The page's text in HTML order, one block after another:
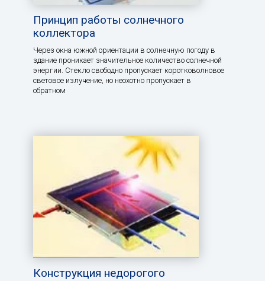
Принцип работы солнечного
коллектора
Через окна южной ориентации в солнечную погоду в
здание проникает значительное количество солнечной
энергии. Стекло свободно пропускает коротковолновое
световое излучение, но неохотно пропускает в
обратном
Конструкция недорогого